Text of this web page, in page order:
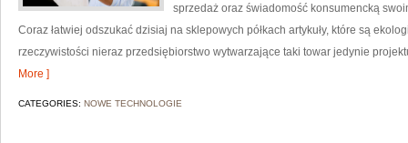
sprzedaż oraz świadomość konsumencką
Coraz łatwiej odszukać dzisiaj na sklepowych półkach artykuły, które są
rzeczywistości nieraz przedsiębiorstwo wytwarzające taki towar jedynie
More ]
CATEGORIES: NOWE TECHNOLOGIE